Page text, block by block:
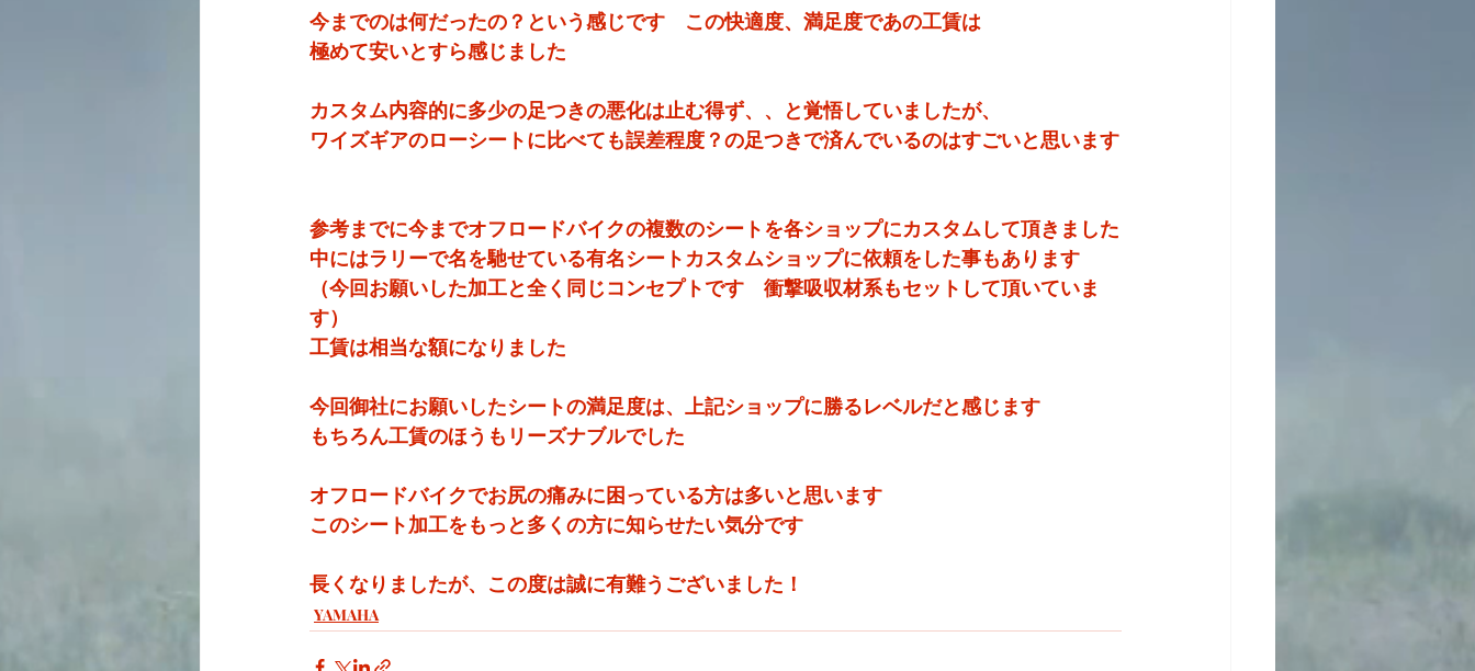
今までのは何だったの？という感じです　この快適度、満足度であの工賃は
極めて安いとすら感じました
カスタム内容的に多少の足つきの悪化は止む得ず、、と覚悟していましたが、
ワイズギアのローシートに比べても誤差程度？の足つきで済んでいるのはすごいと思います
参考までに今までオフロードバイクの複数のシートを各ショップにカスタムして頂きました
中にはラリーで名を馳せている有名シートカスタムショップに依頼をした事もあります
（今回お願いした加工と全く同じコンセプトです　衝撃吸収材系もセットして頂いていま
す）
工賃は相当な額になりました
今回御社にお願いしたシートの満足度は、上記ショップに勝るレベルだと感じます
もちろん工賃のほうもリーズナブルでした
オフロードバイクでお尻の痛みに困っている方は多いと思います
このシート加工をもっと多くの方に知らせたい気分です
長くなりましたが、この度は誠に有難うございました！
YAMAHA